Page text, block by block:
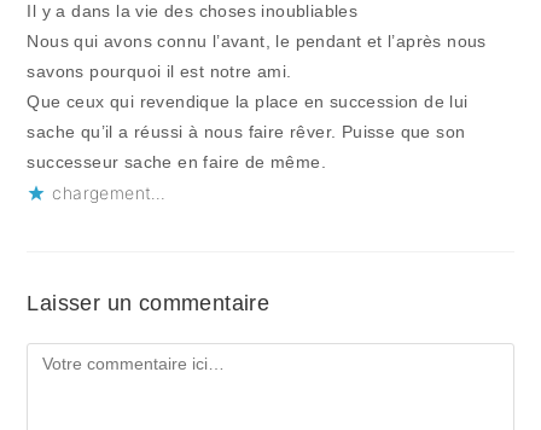
Il y a dans la vie des choses inoubliables
Nous qui avons connu l’avant, le pendant et l’après nous
savons pourquoi il est notre ami.
Que ceux qui revendique la place en succession de lui
sache qu’il a réussi à nous faire rêver. Puisse que son
successeur sache en faire de même.
chargement…
Laisser un commentaire
Comment